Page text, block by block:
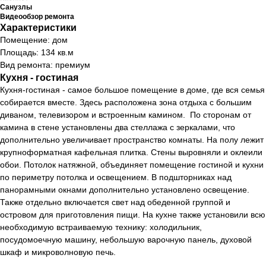
Санузлы
Видеообзор ремонта
Характеристики
Помещение: дом
Площадь: 134 кв.м
Вид ремонта: премиум
Кухня - гостиная
Кухня-гостиная - самое большое помещение в доме, где вся семья
собирается вместе. Здесь расположена зона отдыха с большим
диваном, телевизором и встроенным камином. По сторонам от
камина в стене установлены два стеллажа с зеркалами, что
дополнительно увеличивает пространство комнаты. На полу лежит
крупноформатная кафельная плитка. Стены выровняли и оклеили
обои. Потолок натяжной, объединяет помещение гостиной и кухни
по периметру потолка и освещением. В подшторниках над
панорамными окнами дополнительно установлено освещение.
Также отдельно включается свет над обеденной группой и
островом для приготовления пищи. На кухне также установили всю
необходимую встраиваемую технику: холодильник,
посудомоечную машину, небольшую варочную панель, духовой
шкаф и микроволновую печь.